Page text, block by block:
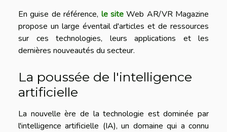
En guise de référence, le siteWeb AR/VR Magazine
propose un large éventail d'articles et de ressources
sur ces technologies, leurs applications et les
dernières nouveautés du secteur.
La poussée de l'intelligence
artificielle
La nouvelle ère de la technologie est dominée par
l'intelligence artificielle (IA), un domaine qui a connu